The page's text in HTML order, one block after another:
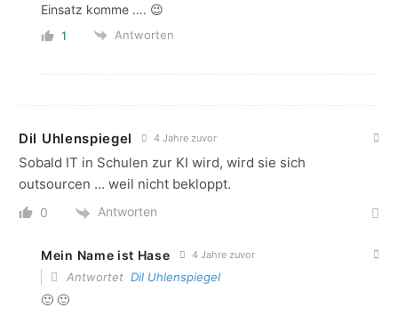
Einsatz komme …. 😉
1 Antworten
Dil Uhlenspiegel 4 Jahre zuvor
Sobald IT in Schulen zur KI wird, wird sie sich
outsourcen … weil nicht bekloppt.
0 Antworten
Mein Name ist Hase 4 Jahre zuvor
Antwortet Dil Uhlenspiegel
🙂 🙂